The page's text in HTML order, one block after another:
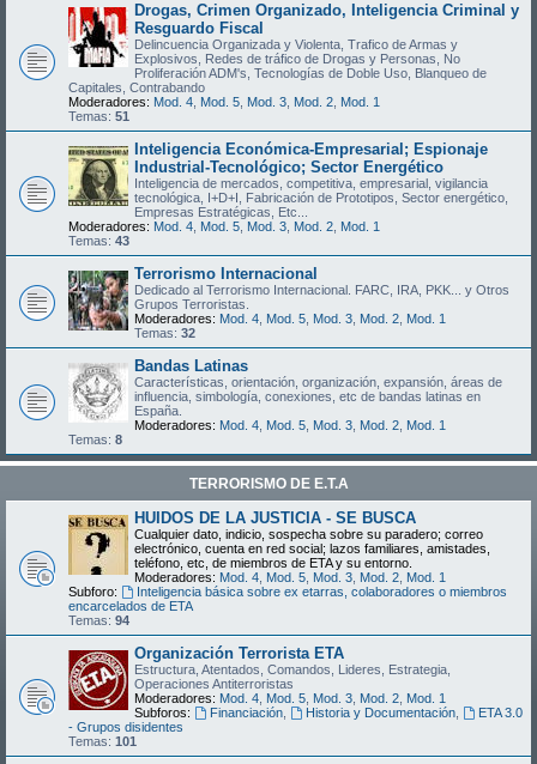
Drogas, Crimen Organizado, Inteligencia Criminal y
Resguardo Fiscal
Delincuencia Organizada y Violenta, Trafico de Armas y
Explosivos, Redes de tráfico de Drogas y Personas, No
Proliferación ADM's, Tecnologías de Doble Uso, Blanqueo de
Capitales, Contrabando
Moderadores: Mod. 4 Mod. 5 Mod. 3 Mod. 2 Mod. 1
Temas: 51
Inteligencia Económica-Empresarial; Espionaje
Industrial-Tecnológico; Sector Energético
Inteligencia de mercados, competitiva, empresarial, vigilancia
tecnológica, I+D+I, Fabricación de Prototipos, Sector energético,
Empresas Estratégicas, Etc...
Moderadores: Mod. 4 Mod. 5 Mod. 3 Mod. 2 Mod. 1
Temas: 43
Terrorismo Internacional
Dedicado al Terrorismo Internacional. FARC, IRA, PKK... y Otros
Grupos Terroristas.
Moderadores: Mod. 4 Mod. 5 Mod. 3 Mod. 2 Mod. 1
Temas: 32
Bandas Latinas
Características, orientación, organización, expansión, áreas de
influencia, simbología, conexiones, etc de bandas latinas en
España.
Moderadores: Mod. 4 Mod. 5 Mod. 3 Mod. 2 Mod. 1
Temas: 8
TERRORISMO DE E.T.A
HUIDOS DE LA JUSTICIA - SE BUSCA
Cualquier dato, indicio, sospecha sobre su paradero; correo
electrónico, cuenta en red social; lazos familiares, amistades,
teléfono, etc, de miembros de ETA y su entorno.
Moderadores: Mod. 4 Mod. 5 Mod. 3 Mod. 2 Mod. 1
Subforo:
Inteligencia básica sobre ex etarras, colaboradores o miembros
encarcelados de ETA
Temas: 94
Organización Terrorista ETA
Estructura, Atentados, Comandos, Lideres, Estrategia,
Operaciones Antiterroristas
Moderadores: Mod. 4 Mod. 5 Mod. 3 Mod. 2 Mod. 1
Subforos:
Financiación, Historia y Documentación,
ETA 3.0
- Grupos disidentes
Temas: 101